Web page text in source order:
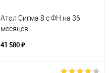
Атол Сигма 8 с ФН на 36
месяцев
41 580 ₽